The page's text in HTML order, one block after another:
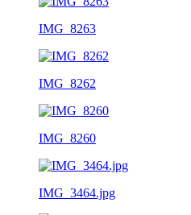
IMG_8263
IMG_8262
IMG_8260
IMG_3464.jpg